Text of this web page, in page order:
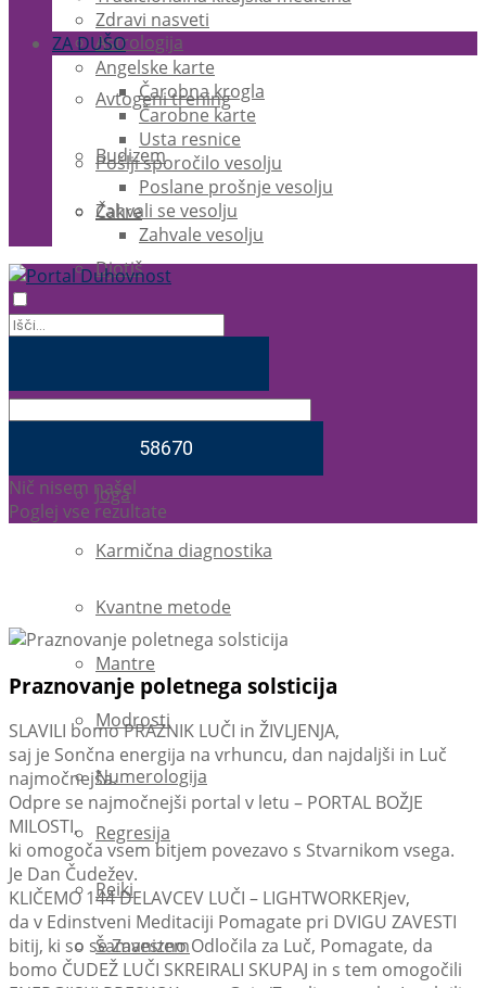
Astrologija
Avtogeni trening
Budizem
Čakre
Djotiš
Feng Shui
Joga
Karmična diagnostika
Kvantne metode
Mantre
Modrosti
Numerologija
Regresija
Reiki
Šamanizem
Zdravi nasveti
ZA DUŠO
Angelske karte
Čarobna krogla
Čarobne karte
Usta resnice
Pošlji sporočilo vesolju
Poslane prošnje vesolju
Zahvali se vesolju
Zahvale vesolju
Nič nisem našel
Poglej vse rezultate
Praznovanje poletnega solsticija
SLAVILI bomo PRAZNIK LUČI in ŽIVLJENJA,
saj je Sončna energija na vrhuncu, dan najdaljši in Luč
najmočnejša.
Odpre se najmočnejši portal v letu – PORTAL BOŽJE
MILOSTI,
ki omogoča vsem bitjem povezavo s Stvarnikom vsega.
Je Dan Čudežev.
KLIČEMO 144 DELAVCEV LUČI – LIGHTWORKERjev,
da v Edinstveni Meditaciji Pomagate pri DVIGU ZAVESTI
bitij, ki so se Zavestno Odločila za Luč, Pomagate, da
bomo ČUDEŽ LUČI SKREIRALI SKUPAJ in s tem omogočili